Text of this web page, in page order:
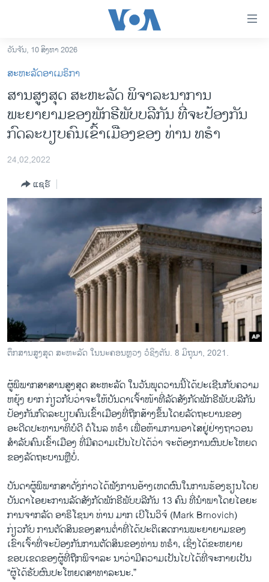
ເຂົ້າ
ຫາ
ຂ້າມ
ຂ້າມ
ໄປ
ຫາ
ຊອກ
ອາເມຣິກາ
ການເລືອກຕັ້ງ ປະທານາທີບໍດີ ສະຫະລັດ 2024
ອິດສະຫຼະພາບດ້ານການຂ່າວ
ຊີວິດຊາວລາວ
ຊຸມຊົນຊາວລາວ
ວິທະຍາສາດ-ເທັກໂນໂລຈີ
ທຸລະກິດ
ພາສາອັງກິດ
ວີດີໂອ
ລາຍການກະຈາຍສຽງ
ລາຍງານ
ຕິດຕາມພວກເຮົາ ທີ່
ພາສາຕ່າງໆ
ວັນຈັນ, 10 ສິງຫາ 2026
ສະຫະລັດອາເມຣິກາ
ສານສູງສຸດ ສະຫະລັດ ພິຈາລະນາການ
ພະຍາຍາມຂອງພັກຣີພັບບລີກັນ ທີ່ຈະປ້ອງກັນ
ກົດລະບຽບຄົນເຂົ້າເມືອງຂອງ ທ່ານ ທຣຳ
24,02,2022
ແຊຣ໌
ຕຶກສານສູງສຸດ ສະຫະລັດ ໃນນະຄອນຫຼວງ ວໍຊິງຕັນ. 8 ມິຖຸນາ, 2021.
ຜູ້ພິພາກສາສານສູງສຸດ ສະຫະລັດ ໃນວັນພຸດວານນີ້ໄດ້ປະເຊີນກັບຄວາມ
ຫຍຸ້ງ ຍາກ ກ່ຽວກັບວ່າຈະໃຫ້ບັນດາເຈົ້າໜ້າທີ່ລັດສັງກັດພັກຣີພັບບລີກັນ
ປ້ອງກັນກົດລະບຽບຄົນເຂົ້າເມືອງທີ່ຖືກສ້າງຂຶ້ນໂດຍລັດຖະບານຂອງ
ອະດີດປະທານາທິບໍດີ ດໍໂນລ ທຣຳ ເພື່ອຫ້າມການອາໄສຢູ່ຢ່າງຖາວອນ
ສຳລັບຄົນເຂົ້າເມືອງ ທີ່ມີຄວາມເປັນໄປໄດ້ວ່າ ຈະຕ້ອງການຜົນປະໂຫຍດ
ຂອງລັດຖະບານຫຼືບໍ່.
ບັນດາຜູ້ພິພາກສາດັ່ງກ່າວໄດ້ຟັງການອ້າງເຫດຜົນໃນການຮ້ອງຮຽນໂດຍ
ບັນດາໄອຍະການລັດສັງກັດພັກຣີພັບບລີກັນ 13 ຄົນ ທີ່ນຳ​ພາໂດຍໄອຍະ
ການຈາກລັດ ອາຣິໂຊນາ ທ່ານ ມາກ ເບີໂນວິຈ໌ (Mark Brnovich)
ກ່ຽວກັບ ການຕັດສິນຂອງສານຕໍ່າທີ່ໄດ້ປະຕິເສດການພະຍາຍາມຂອງ
ເຂົາເຈົ້າທີ່ຈະປ້ອງກັນການຕັດສິນຂອງທ່ານ ທຣຳ, ເຊິ່ງໄດ້ຂະຫຍາຍ
ຂອບເຂດຂອງຜູ້ທີ່ຖືກພິຈາລະ ນາວ່າມີຄວາມເປັນໄປໄດ້ທີ່ຈະກາຍເປັນ
“ຜູ້ໄດ້ຮັບຜົນປະໂຫຍດສາທາລະນະ.”